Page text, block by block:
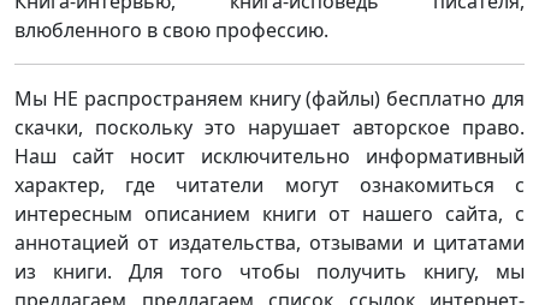
влюбленного в свою профессию.
Мы НЕ распространяем книгу (файлы) бесплатно для
скачки, поскольку это нарушает авторское право.
Наш сайт носит исключительно информативный
характер, где читатели могут ознакомиться с
интересным описанием книги от нашего сайта, с
аннотацией от издательства, отзывами и цитатами
из книги. Для того чтобы получить книгу, мы